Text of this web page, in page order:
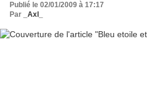
Publié le 02/01/2009 à 17:17
Par
_Axl_